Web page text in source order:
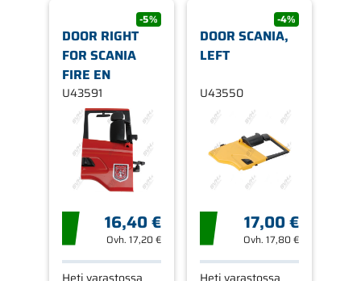
-5%
DOOR RIGHT
FOR SCANIA
FIRE EN
U43591
16,40 €
Ovh. 17,20 €
Heti varastossa
-4%
DOOR SCANIA,
LEFT
U43550
17,00 €
Ovh.17,80 €
Heti varastossa